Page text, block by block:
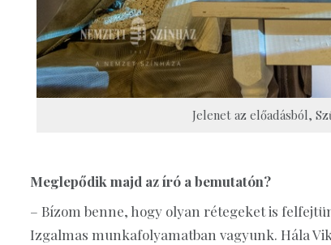
Jelenet az előadásból,
Meglepődik majd az író a bemutatón?
– Bízom benne, hogy olyan rétegeket is
Izgalmas munkafolyamatban vagyunk. Hála